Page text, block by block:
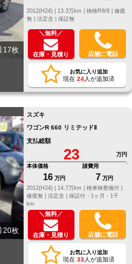
17枚
修復
無 | 法定含 | 保証無
＼無料／
在庫・見積り 店舗に電話
お気に入り追加
現在 24人が追加済
20枚
スズキ
ワゴンR 660 リミテッドⅡ
支払総額
23
万円
本体価格
16 万円
諸費用
7 万円
2012(H24) |
14.7万km |
検車検整備付 |
修復無 | 法定含 | 保証付・1ヶ月・1千
km
＼無料／
在庫・見積り 店舗に電話
お気に入り追加
現在 33人が追加済